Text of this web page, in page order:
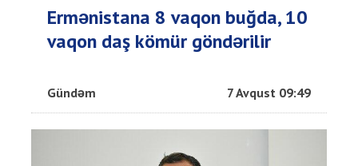
Ermənistana 8 vaqon buğda, 10
vaqon daş kömür göndərilir
Gündəm 7 Avqust 09:49